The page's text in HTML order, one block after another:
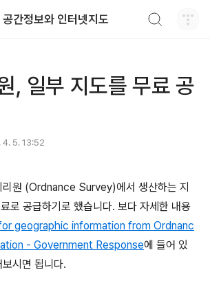
공간정보와 인터넷지도
, 일부 지도를 무료 공
4. 5. 13:52
리원 (Ordnance Survey)에서 생산하는 지
로 공급하기로 했습니다. 보다 자세한 내용
geographic information from Ordnanc
- Government Response에 들어 있
시면 됩니다.